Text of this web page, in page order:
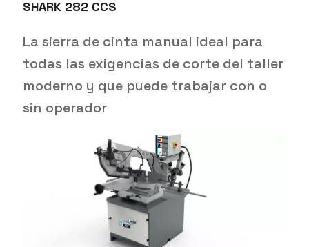
SHARK 282 CCS
La sierra de cinta manual ideal para
todas las exigencias de corte del taller
moderno y que puede trabajar con o
sin operador